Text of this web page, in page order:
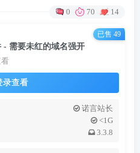
0 70 14
- 需要未红的域名强开
录查看
诺言站长
<1G
3.3.8
已售 49